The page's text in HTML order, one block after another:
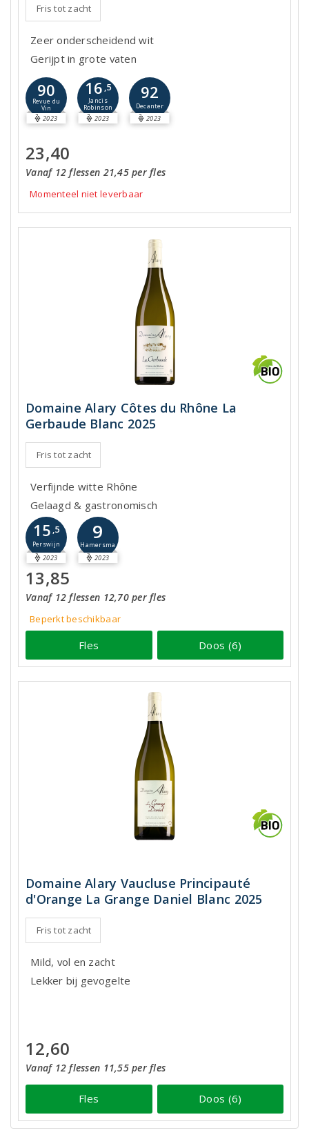
Fris tot zacht
Zeer onderscheidend wit
Gerijpt in grote vaten
90
Revue du
Vin
2023
16 ,5
Jancis
Robinson
2023
92
Decanter
2023
23,40
Vanaf 12 flessen 21,45 per fles
Momenteel niet leverbaar
Domaine Alary Côtes du Rhône La
Gerbaude Blanc 2025
Fris tot zacht
Verfijnde witte Rhône
Gelaagd & gastronomisch
15 ,5
Perswijn
2023
9
Hamersma
2023
13,85
Vanaf 12 flessen 12,70 per fles
Beperkt beschikbaar
Fles Doos (6)
Domaine Alary Vaucluse Principauté
d'Orange La Grange Daniel Blanc 2025
Fris tot zacht
Mild, vol en zacht
Lekker bij gevogelte
12,60
Vanaf 12 flessen 11,55 per fles
Fles Doos (6)